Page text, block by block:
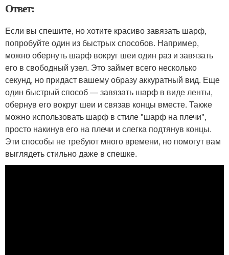
Ответ:
Если вы спешите, но хотите красиво завязать шарф,
попробуйте один из быстрых способов. Например,
можно обернуть шарф вокруг шеи один раз и завязать
его в свободный узел. Это займет всего несколько
секунд, но придаст вашему образу аккуратный вид. Еще
один быстрый способ — завязать шарф в виде ленты,
обернув его вокруг шеи и связав концы вместе. Также
можно использовать шарф в стиле "шарф на плечи",
просто накинув его на плечи и слегка подтянув концы.
Эти способы не требуют много времени, но помогут вам
выглядеть стильно даже в спешке.